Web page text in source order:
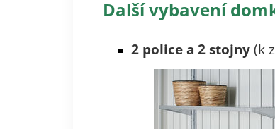
Další vybavení
2 police a 2 stojny (k